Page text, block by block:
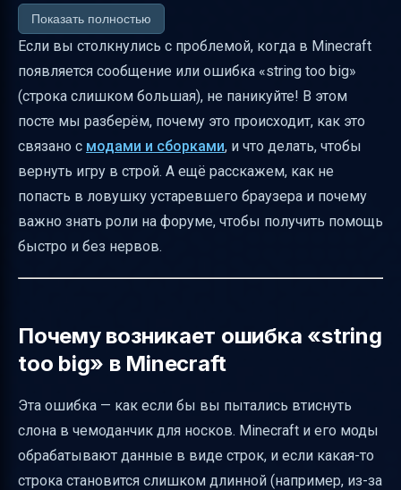
появление ошибки
Что делать, чтобы исправить ошибку
Устаревший браузер — что делать?
Роли на форуме — кто есть кто?
Как сделать страницу сборки удобной и
привлекательной
Призывы к действию, которые работают
Как адаптировать текст для разных
аудиторий
Как сделать «Люблю котеек» частью
Онлайн-активность — вовлекаем без
перегруза
Исследование пользовательского опыта
форума
Показать полностью
Если вы столкнулись с проблемой, когда в Minecraft
появляется сообщение или ошибка «string too big»
(строка слишком большая), не паникуйте! В этом
посте мы разберём, почему это происходит, как это
связано с модами и сборками, и что делать, чтобы
вернуть игру в строй. А ещё расскажем, как не
попасть в ловушку устаревшего браузера и почему
важно знать роли на форуме, чтобы получить помощь
быстро и без нервов.
Почему возникает ошибка «string
too big» в Minecraft
Эта ошибка — как если бы вы пытались втиснуть
слона в чемоданчик для носков. Minecraft и его моды
обрабатывают данные в виде строк, и если какая-то
строка становится слишком длинной (например, из-за